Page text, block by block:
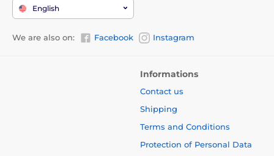
English
We are also on: Facebook Instagram
Informations
Contact us
Shipping
Terms and Conditions
Protection of Personal Data